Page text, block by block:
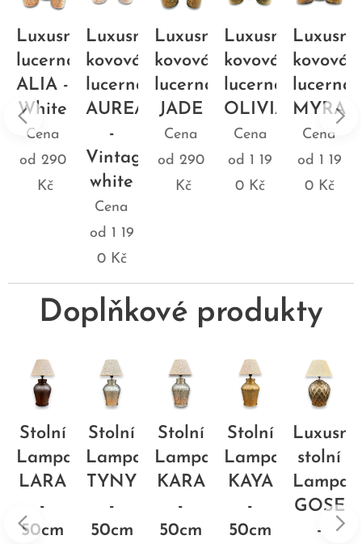
Luxusní
lucerna
ALIA -
White
Cena
od 290
Kč
Luxusní
kovová
lucerna
AUREA
-
Vintage
white
Cena
od 1 19
0Kč
Luxusní
kovová
lucerna
JADE
Cena
od 290
Kč
Luxusní
kovová
lucerna
OLIVIA
Cena
od 1 19
0 Kč
Luxusní
kovová
lucerna
MYRA
Cena
od 1 19
0Kč
Doplňkové produkty
Stolní
Lampa
LARA
-
50cm
Stolní
Lampa
TYNY
-
50cm
Stolní
Lampa
KARA
-
50cm
Stolní
Lampa
KAYA
-
50cm
Luxusní
stolní
Lampa
GOSE
-